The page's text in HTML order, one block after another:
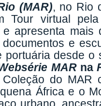
(MAR), no Rio
Tour virtual
apresenta mais
documentos e
portuária desde
MAR na
do
África e o